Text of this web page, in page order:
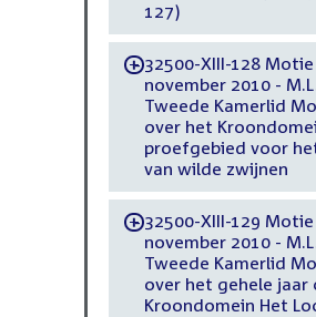
127)
-32500-XIII-128
november 2010 -
Tweede Kamerlid
over het
proefgebied voor
van wilde zwijnen
-32500-XIII-129
november 2010 -
Tweede Kamerlid
over het gehele jaar
Kroondomein Het